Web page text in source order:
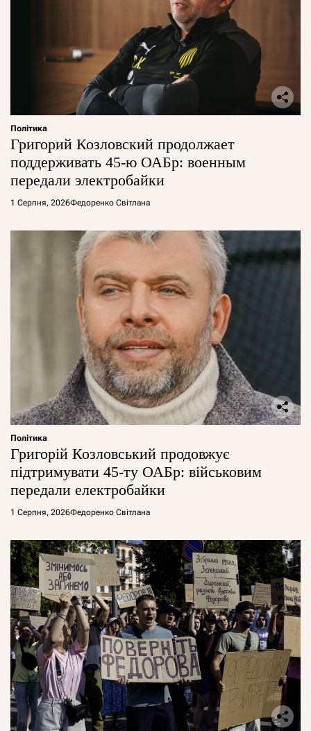
Політика
Григорий Козловский продолжает
поддерживать 45-ю ОАБр: военным
передали электробайки
1 Серпня, 2026Федоренко Світлана
Політика
Григорій Козловський продовжує
підтримувати 45-ту ОАБр: військовим
передали електробайки
1 Серпня, 2026Федоренко Світлана